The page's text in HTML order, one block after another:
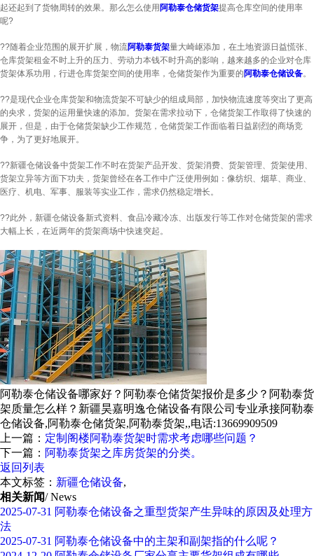
起还起到了货物周转的效果。那么怎么使用 阿勒泰仓储货架提高仓库空间的使用率
呢?
??随着企业范围的展开扩展，物流阿勒泰货架量大崎岖添加，在土地资源日益慌张、
仓库货架租金不时上升的压力、劳动力本钱不时升高的影响，越来越多的企业对仓库
货架体系功用，行进仓库货架空间的使用率，仓储货架作为重要的 阿勒泰仓储设备。
??是现代企业仓库货架和物流货架不可缺少的组成局部，加快物流速度等突出了更高
的央求，货架的运用量快速的添加。货架在需求拉动下，仓储货架工作取得了快速的
展开，但是，由于仓储货架缺少工作规范，仓储货架工作面临着日益剧烈的商场竞
争，为了更好地展开。
??新疆仓储设备中货架工作不时在货架产品开发、货架消费、货架管理、货架使用、
货架立异等方面下功夫，货架曾经在各工作中广泛使用例如：像纺织、烟草、商业、
医疗、机电、军事、服装等实业工作，需求仍然稳定增长。
??此外，新疆仓储设备新式资料、食品冷藏冷冻、出版发行等工作对仓储货架的需求
大幅上长，在近两年的货架商场中快速突起。
阿勒泰仓储设备哪家好？阿勒泰仓储货架报价是多少？阿勒泰货
架质量怎么样？新疆昊嘉明逸仓储设备有限公司专业承接阿勒泰
仓储设备,阿勒泰仓储货架,阿勒泰货架,,电话:13669909509
上一篇： 定制阁楼阿勒泰货架时需求考虑哪些问题？
下一篇： 阿勒泰货架之库房货架的分类。
返回列表
本文标签： 新疆仓储设备,
相关新闻/ News
2025-07-31 阿勒泰仓储设备之重型货架产生异味的原因及处理方
法
2025-07-31 阿勒泰仓储设备中的主架和副架指的什么呢？